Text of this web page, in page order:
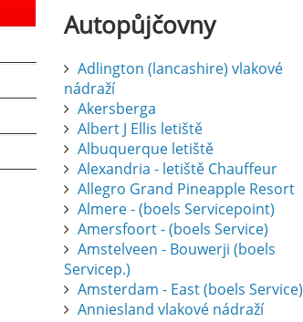
Autopůjčovny
Adlington (lancashire) vlakové
nádraží
Akersberga
Albert J Ellis letiště
Albuquerque letiště
Alexandria - letiště Chauffeur
Allegro Grand Pineapple Resort
Almere - (boels Servicepoint)
Amersfoort - (boels Service)
Amstelveen - Bouwerji (boels
Servicep.)
Amsterdam - East (boels Service)
Anniesland vlakové nádraží